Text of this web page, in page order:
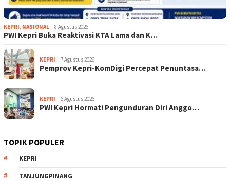
KEPRI NASIONAL 8 Agustus 2026
PWI Kepri Buka Reaktivasi KTA Lama dan K…
KEPRI 7 Agustus 2026
Pemprov Kepri-KomDigi Percepat Penuntasa…
KEPRI 6 Agustus 2026
PWI Kepri Hormati Pengunduran Diri Anggo…
TOPIK POPULER
KEPRI
TANJUNGPINANG